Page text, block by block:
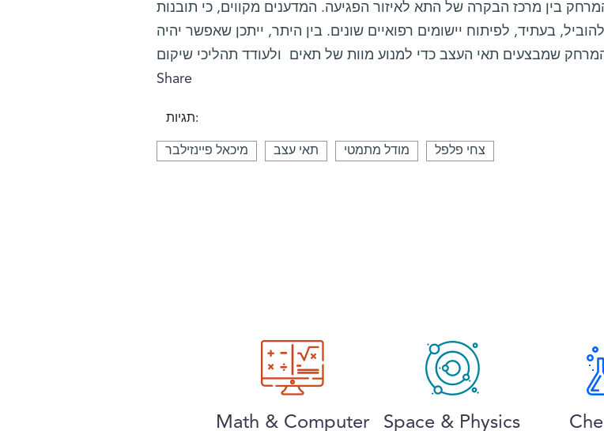
בין מרכז הבקרה של התא לאיזור הפגיעה. המדענים מקווים, כי תובנות
בעתיד, לפיתוח יישומים רפואיים שונים. בין היתר, ייתכן שאפשר יהיה
Share
תגיות:
מיכאל פיינזילבר תאי עצב מודל מתמטי צחי פלפל
Math & Computer Space & Physics